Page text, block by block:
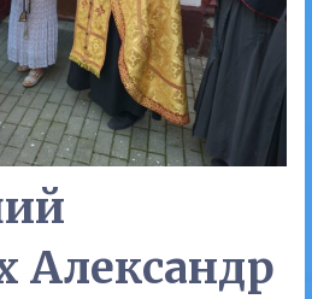
Александр